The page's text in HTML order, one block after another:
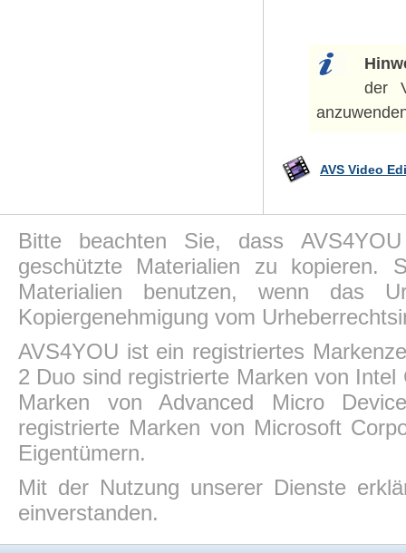
der
AVS Video
Bitte beachten Sie, dass
geschützte Materialien zu kopieren.
Materialien benutzen, wenn das
Kopiergenehmigung vom
AVS4YOU ist ein registriertes
2 Duo sind registrierte Marken von
Marken von Advanced Micro
registrierte Marken von Microsoft
Eigentümern.
Mit der Nutzung unserer Dienste
einverstanden.